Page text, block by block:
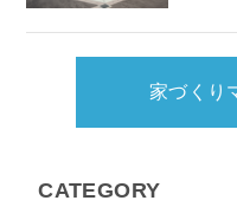
家づくり
CATEGORY